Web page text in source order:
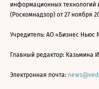
информационных технологий
(Роскомнадзор) от 27 ноября
Учредитель: АО «Бизнес Ньюс
Главный редактор: Казьмина
Электронная почта: